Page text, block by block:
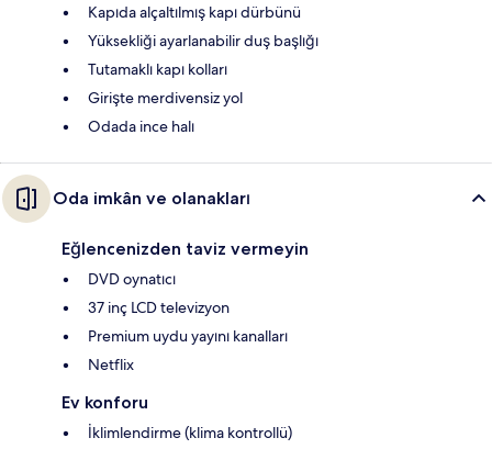
Kapıda alçaltılmış kapı dürbünü
Yüksekliği ayarlanabilir duş başlığı
Tutamaklı kapı kolları
Girişte merdivensiz yol
Odada ince halı
Oda imkân ve olanakları
Eğlencenizden taviz vermeyin
DVD oynatıcı
37 inç LCD televizyon
Premium uydu yayını kanalları
Netflix
Ev konforu
İklimlendirme (klima kontrollü)